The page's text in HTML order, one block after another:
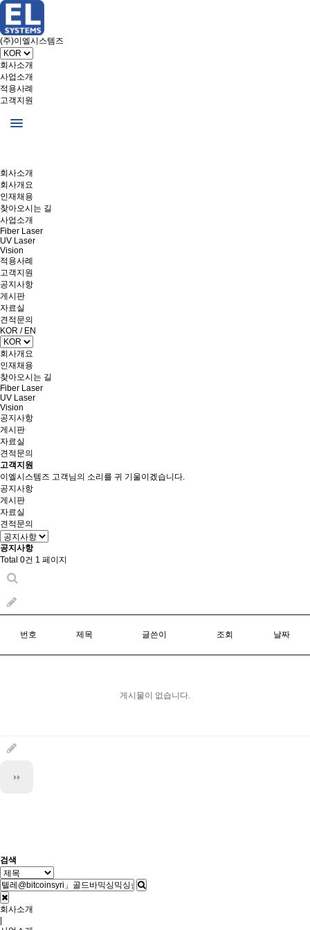
(주)이엘시스템즈
회사소개
사업소개
적용사례
고객지원
회사소개
회사개요
인재채용
찾아오시는 길
사업소개
Fiber Laser
UV Laser
Vision
적용사례
고객지원
공지사항
게시판
자료실
견적문의
KOR / EN
회사개요
인재채용
찾아오시는 길
Fiber Laser
UV Laser
Vision
공지사항
게시판
자료실
견적문의
고객지원
이엘시스템즈 고객님의 소리를 귀 기울이겠습니다.
공지사항
게시판
자료실
견적문의
공지사항
Total 0건 1 페이지
번호 제목 글쓴이 조회 날짜
게시물이 없습니다.
검색
회사소개